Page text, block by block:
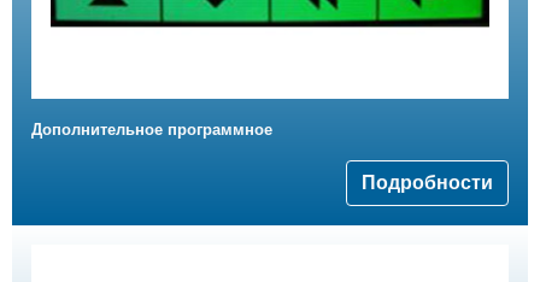
Дополнительное программное
Подробности